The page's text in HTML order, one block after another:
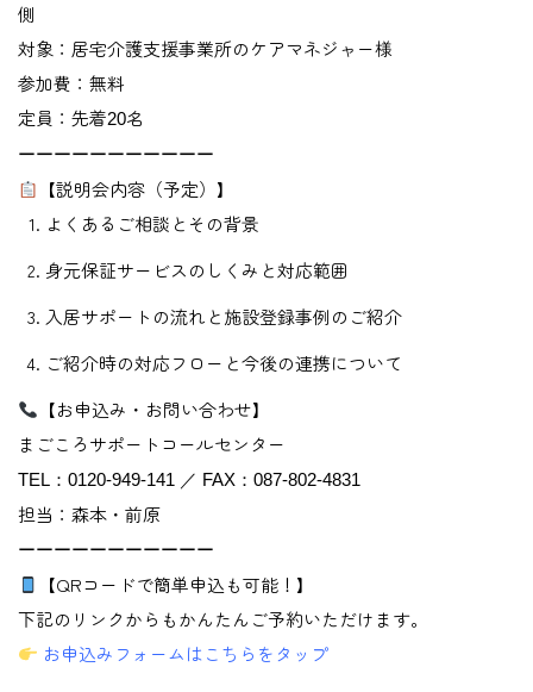
側
対象 ：居宅介護支援事業所のケアマネジャー様
参加費 ：無料
定員 ：先着20名
ーーーーーーーーーーー
【説明会内容（予定）】
よくあるご相談とその背景
身元保証サービスのしくみと対応範囲
入居サポートの流れと施設登録事例のご紹介
ご紹介時の対応フローと今後の連携について
【お申込み・お問い合わせ】
まごころサポートコールセンター
TEL：0120-949-141 ／ FAX：087-802-4831
担当：森本・前原
ーーーーーーーーーーー
【QRコードで簡単申込も可能！】
下記のリンクからもかんたんご予約いただけます。
お申込みフォームはこちらをタップ